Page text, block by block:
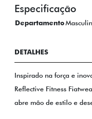
Especificação
Departamento
DETALHES
Inspirado na força e
Reflective Fitness
abre mão de estilo e